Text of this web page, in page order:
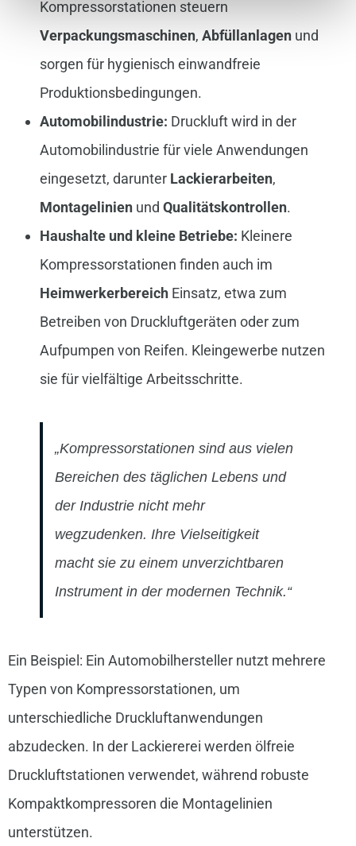
Kompressorstationen steuern
Verpackungsmaschinen, Abfüllanlagenund
sorgen für hygienisch einwandfreie
Produktionsbedingungen.
Automobilindustrie: Druckluft wird in der
Automobilindustrie für viele Anwendungen
eingesetzt, darunter Lackierarbeiten,
Montagelinienund Qualitätskontrollen.
Haushalte und kleine Betriebe: Kleinere
Kompressorstationen finden auch im
HeimwerkerbereichEinsatz, etwa zum
Betreiben von Druckluftgeräten oder zum
Aufpumpen von Reifen. Kleingewerbe nutzen
sie für vielfältige Arbeitsschritte.
„Kompressorstationen sind aus vielen
Bereichen des täglichen Lebens und
der Industrie nicht mehr
wegzudenken. Ihre Vielseitigkeit
macht sie zu einem unverzichtbaren
Instrument in der modernen Technik.“
Ein Beispiel: Ein Automobilhersteller nutzt mehrere
Typen von Kompressorstationen, um
unterschiedliche Druckluftanwendungen
abzudecken. In der Lackiererei werden ölfreie
Druckluftstationen verwendet, während robuste
Kompaktkompressoren die Montagelinien
unterstützen.